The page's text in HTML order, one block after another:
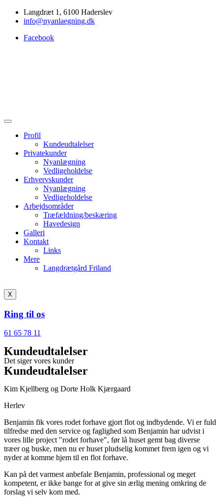
Langdræt 1, 6100 Haderslev
info@nyanlaegning.dk
Facebook
Profil
Kundeudtalelser
Privatekunder
Nyanlægning
Vedligeholdelse
Erhvervskunder
Nyanlægning
Vedligeholdelse
Arbejdsområder
Træfældning/beskæring
Havedesign
Galleri
Kontakt
Links
Mere
Langdrætgård Friland
X
Ring til os
61 65 78 11
Kundeudtalelser
Det siger vores kunder
Kundeudtalelser
Kim Kjellberg og Dorte Holk Kjærgaard
Herlev
Benjamin fik vores rodet forhave gjort flot og indbydende. Vi er fuld
tilfredse med den service og faglighed som Benjamin har udvist i
vores lille project "rodet forhave", før lå huset gemt bag diverse
træer og buske, men nu er huset pludselig kommet frem igen og vi
nyder at komme hjem til en flot forhave.
Kan på det varmest anbefale Benjamin, professional og meget
kompetent, er ikke bange for at give sin ærlig mening omkring de
forslag vi selv kom med.